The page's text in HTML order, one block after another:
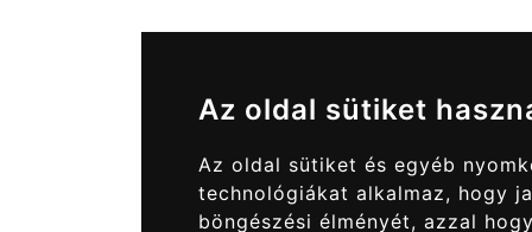
Az oldal sütiket
Az oldal sütiket és egyéb
technológiákat alkalmaz, hogy
böngészési élményét, azzal